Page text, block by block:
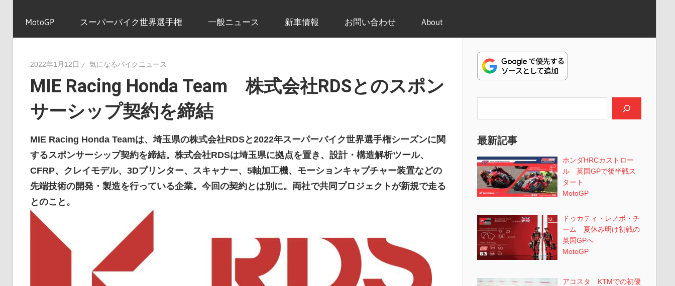
イ
ニ
ュ
ー
MotoGP スーパーバイク世界選手権 一般ニュース 新車情報 お問い合わせ About
2022年1月12日 気になるバイクニュース
MIE Racing Honda Team 株式会社RDSとのスポン
サーシップ契約を締結
MIE Racing Honda Teamは、埼玉県の株式会社RDSと2022年スーパーバイク世界選手権シーズンに関
するスポンサーシップ契約を締結。株式会社RDSは埼玉県に拠点を置き、設計・構造解析ツール、
CFRP、クレイモデル、3Dプリンター、スキャナー、5軸加工機、モーションキャプチャー装置などの
先端技術の開発・製造を行っている企業。今回の契約とは別に。両社で共同プロジェクトが新規で走る
とのこと。
最新記事
ホンダHRCカストロー
ル 英国GPで後半戦ス
タート
MotoGP
ドゥカティ・レノボ・チ
ーム 夏休み明け初戦の
英国GPへ
MotoGP
アコスタ KTMでの初優